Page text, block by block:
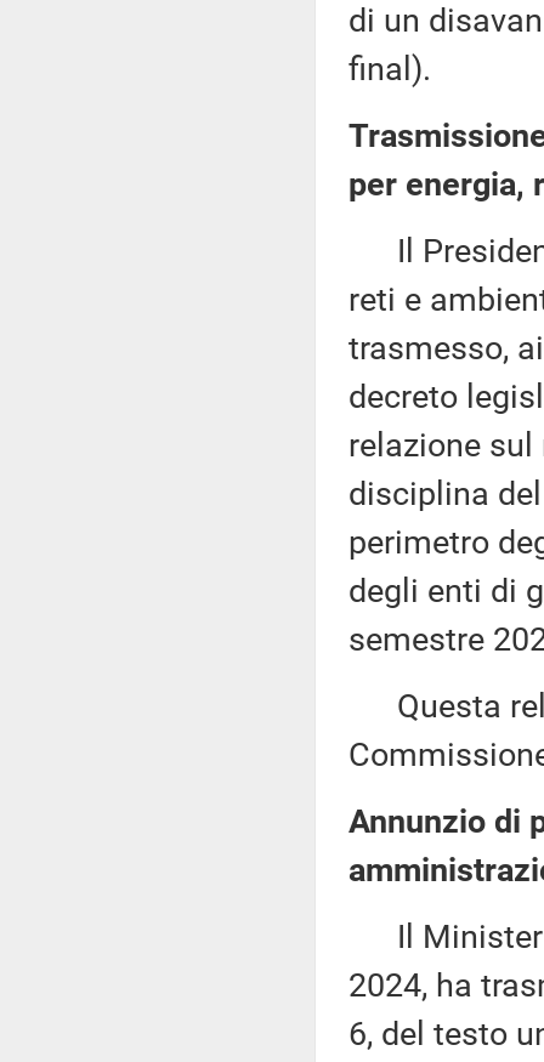
di un
final).
per energia,
Il
reti e
trasmesso,
decreto
relazione
disciplina
perimetro
degli enti di
semestre
Questa
Annunzio di
Il
2024, ha
6, del testo